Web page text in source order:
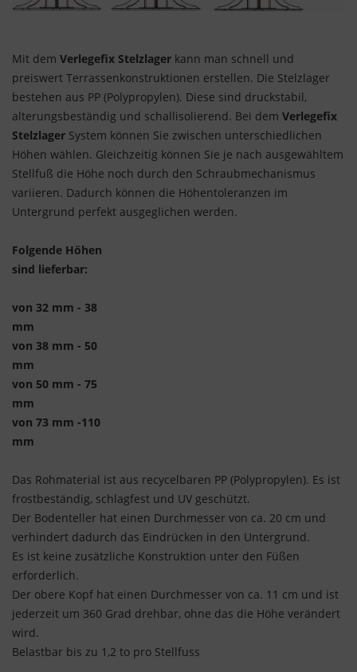
Mit dem Verlegefix Stelzlager kann man schnell und
preiswert Terrassenkonstruktionen erstellen. Die Stelzlager
bestehen aus PP (Polypropylen). Diese sind druckstabil,
alterungsbeständig und schallisolierend. Bei dem Verlegefix
Stelzlager System können Sie zwischen unterschiedlichen
Höhen wählen. Gleichzeitig können Sie je nach ausgewähltem
Stellfuß die Höhe noch durch den Schraubmechanismus
variieren. Dadurch können die Höhentoleranzen im
Untergrund perfekt ausgeglichen werden.
Folgende Höhen
sind lieferbar:
von 32 mm - 38
mm
von 38 mm - 50
mm
von 50 mm - 75
mm
von 73 mm -110
mm
Das Rohmaterial ist aus recycelbaren PP (Polypropylen). Es ist
frostbeständig, schlagfest und UV geschützt.
Der Bodenteller hat einen Durchmesser von ca. 20 cm und
verhindert dadurch das Eindrücken in den Untergrund.
Es ist keine zusätzliche Konstruktion unter den Füßen
erforderlich.
Der obere Kopf hat einen Durchmesser von ca. 11 cm und ist
jederzeit um 360 Grad drehbar, ohne das die Höhe verändert
wird.
Belastbar bis zu 1,2 to pro Stellfuss